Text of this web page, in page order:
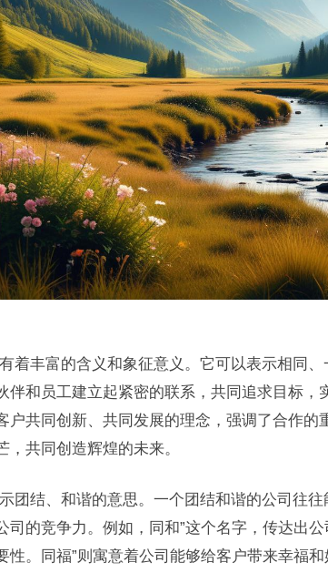
着丰富的含义和象征意义。它可以表示相同
伴和员工建立起紧密的联系，共同追求目标，
户共同创新、共同发展的理念，强调了合作的
，共同创造辉煌的未来。
团结、和谐的意思。一个团结和谐的公司往
司的竞争力。例如，同和”这个名字，传达出
性。同福”则寓意着公司能够给客户带来幸福和